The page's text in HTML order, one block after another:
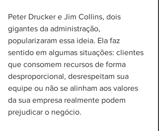
Peter Drucker e Jim Collins, dois
gigantes da administração,
popularizaram essa ideia. Ela faz
sentido em algumas situações: clientes
que consomem recursos de forma
desproporcional, desrespeitam sua
equipe ou não se alinham aos valores
da sua empresa realmente podem
prejudicar o negócio.